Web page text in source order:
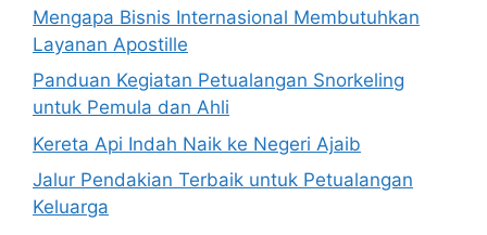
Mengapa Bisnis Internasional Membutuhkan
Layanan Apostille
Panduan Kegiatan Petualangan Snorkeling
untuk Pemula dan Ahli
Kereta Api Indah Naik ke Negeri Ajaib
Jalur Pendakian Terbaik untuk Petualangan
Keluarga